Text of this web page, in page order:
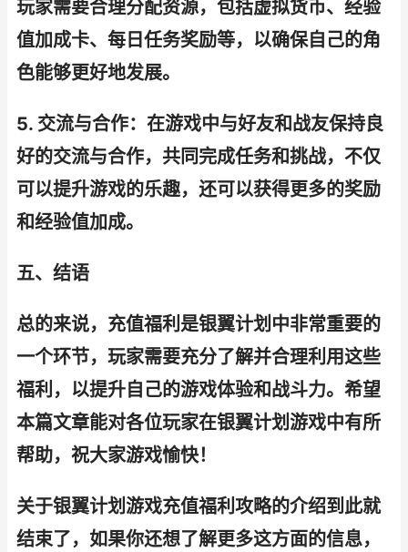
玩家需要合理分配资源，包括虚拟货币、经验
值加成卡、每日任务奖励等，以确保自己的角
色能够更好地发展。
5. 交流与合作：在游戏中与好友和战友保持良
好的交流与合作，共同完成任务和挑战，不仅
可以提升游戏的乐趣，还可以获得更多的奖励
和经验值加成。
五、结语
总的来说，充值福利是银翼计划中非常重要的
一个环节，玩家需要充分了解并合理利用这些
福利，以提升自己的游戏体验和战斗力。希望
本篇文章能对各位玩家在银翼计划游戏中有所
帮助，祝大家游戏愉快！
关于银翼计划游戏充值福利攻略的介绍到此就
结束了，如果你还想了解更多这方面的信息，